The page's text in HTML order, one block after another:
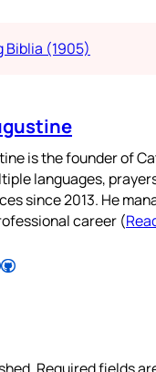
Biblia (1905)
is the founder of
languages,
since 2013. He
career (
Follow Pradeep on GitHub